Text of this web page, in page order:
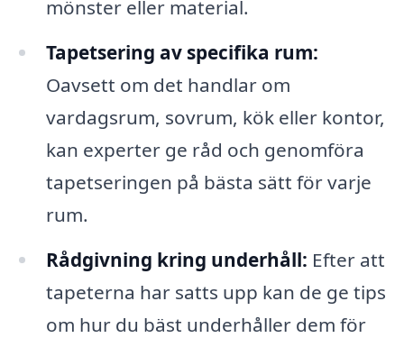
mönster eller material.
Tapetsering av specifika rum:
Oavsett om det handlar om
vardagsrum, sovrum, kök eller kontor,
kan experter ge råd och genomföra
tapetseringen på bästa sätt för varje
rum.
Rådgivning kring underhåll: Efter att
tapeterna har satts upp kan de ge tips
om hur du bäst underhåller dem för